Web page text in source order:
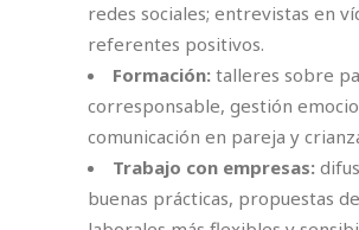
redes sociales; entrevistas en
referentes positivos.
Formación: talleres sobre
corresponsable, gestión
comunicación en pareja y
Trabajo con empresas:
buenas prácticas, propuestas